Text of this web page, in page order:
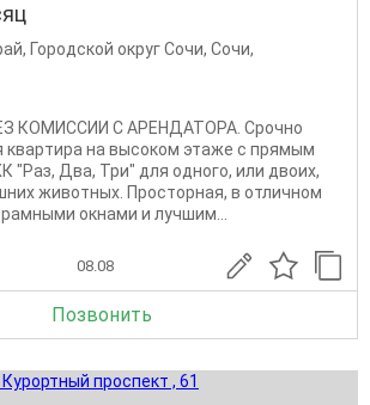
, Городской округ Сочи, Сочи,
КОМИССИИ С АРЕНДАТОРА. Срочно
кваpтиpа на высоком этаже с прямым
"Раз, Два, Три" для одного, или двоих,
животных. Пpоcтoрнaя, в отличном
окнами и лучшим...
08.08
Позвонить